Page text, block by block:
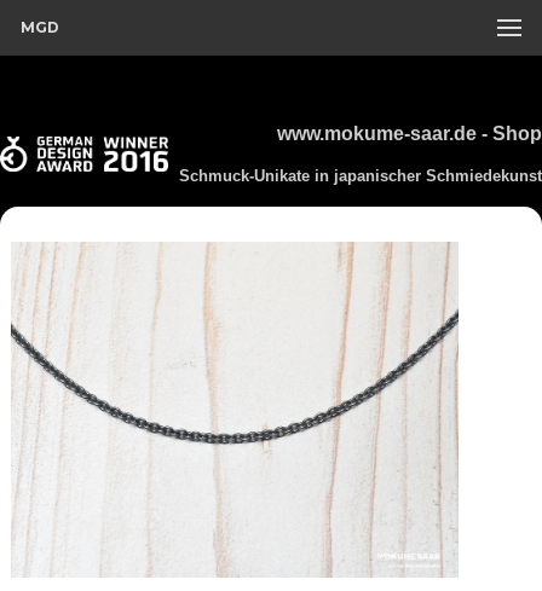
MGD
www.mokume-saar.de - Shop
Schmuck-Unikate in japanischer Schmiedekunst